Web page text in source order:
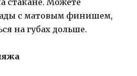
стакане. Можете
с матовым финишем,
на губах дольше.